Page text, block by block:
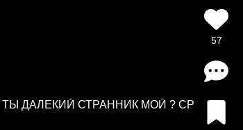
ДАЛЕКИЙ СТРАННИК МОЙ ? СР
57